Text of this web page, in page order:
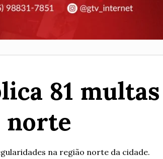
81
norte
na região norte da cidade.